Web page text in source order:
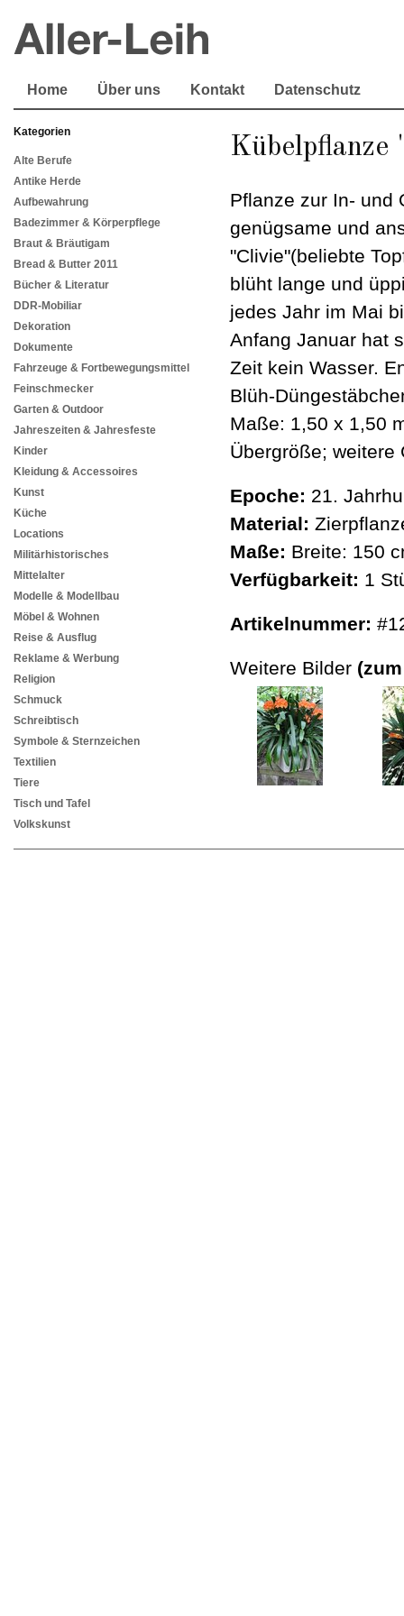
Home Über uns Kontakt Datenschutz
Kategorien
Alte Berufe
Antike Herde
Aufbewahrung
Badezimmer & Körperpflege
Braut & Bräutigam
Bread & Butter 2011
Bücher & Literatur
DDR-Mobiliar
Dekoration
Dokumente
Fahrzeuge & Fortbewegungsmittel
Feinschmecker
Garten & Outdoor
Jahreszeiten & Jahresfeste
Kinder
Kleidung & Accessoires
Kunst
Küche
Locations
Militärhistorisches
Mittelalter
Modelle & Modellbau
Möbel & Wohnen
Reise & Ausflug
Reklame & Werbung
Religion
Schmuck
Schreibtisch
Symbole & Sternzeichen
Textilien
Tiere
Tisch und Tafel
Volkskunst
Kübelpflanze
Pflanze zur In- und
genügsame und
"Clivie"(beliebte
blüht lange und
jedes Jahr im Mai
Anfang Januar hat
Zeit kein Wasser.
Blüh-
Maße: 1,50 x 1,50
Übergröße; weitere
Epoche: 21.
Material:
Maße: Breite: 150
Verfügbarkeit: 1
Artikelnummer:
Weitere Bilder